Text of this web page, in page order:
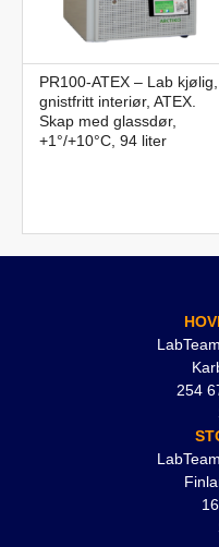
PR100-ATEX – Lab kjølig,
gnistfritt interiør, ATEX.
Skap med glassdør,
+1°/+10°C, 94 liter
254